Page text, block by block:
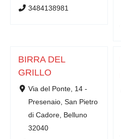
3484138981
BIRRA DEL
GRILLO
Via del Ponte, 14 -
Presenaio, San Pietro
di Cadore, Belluno
32040